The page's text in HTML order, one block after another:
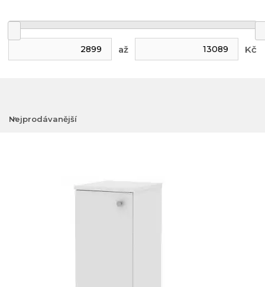
až Kč
Nejprodávanější